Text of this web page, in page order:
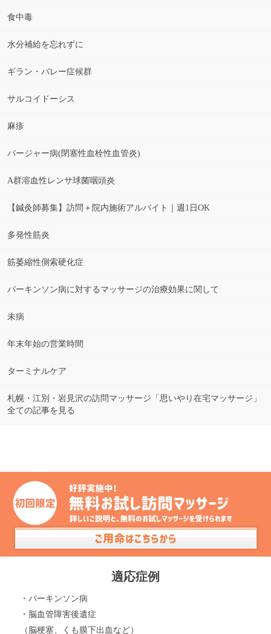
食中毒
水分補給を忘れずに
ギラン・バレー症候群
サルコイドーシス
麻疹
バージャー病(閉塞性血栓性血管炎)
A群溶血性レンサ球菌咽頭炎
【鍼灸師募集】訪問＋院内施術アルバイト｜週1日OK
多発性筋炎
筋萎縮性側索硬化症
パーキンソン病に対するマッサージの治療効果に関して
未病
年末年始の営業時間
ターミナルケア
札幌・江別・岩見沢の訪問マッサージ「思いやり在宅マッサージ」
全ての記事を見る
適応症例
・パーキンソン病
・脳血管障害後遺症
（脳梗塞、くも膜下出血など）